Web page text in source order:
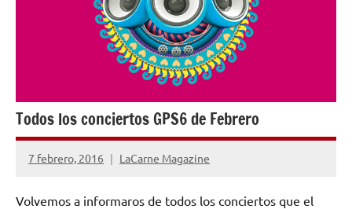
Todos los conciertos GPS6 de Febrero
7 febrero, 2016 LaCarne Magazine
1
Volvemos a informaros de todos los conciertos que el